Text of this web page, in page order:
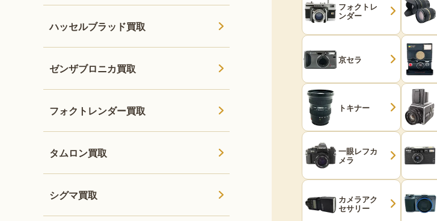
フォクトレ
ンダー
京セラ
トキナー
一眼レフカ
メラ
カメラアク
セサリー
ハッセルブラッド買取
ゼンザブロニカ買取
フォクトレンダー買取
タムロン買取
シグマ買取